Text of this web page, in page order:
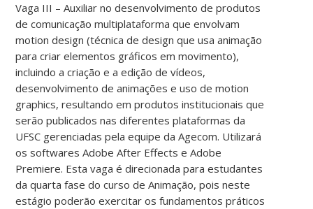
Vaga III – Auxiliar no desenvolvimento de produtos
de comunicação multiplataforma que envolvam
motion design (técnica de design que usa animação
para criar elementos gráficos em movimento),
incluindo a criação e a edição de vídeos,
desenvolvimento de animações e uso de motion
graphics, resultando em produtos institucionais que
serão publicados nas diferentes plataformas da
UFSC gerenciadas pela equipe da Agecom. Utilizará
os softwares Adobe After Effects e Adobe
Premiere. Esta vaga é direcionada para estudantes
da quarta fase do curso de Animação, pois neste
estágio poderão exercitar os fundamentos práticos